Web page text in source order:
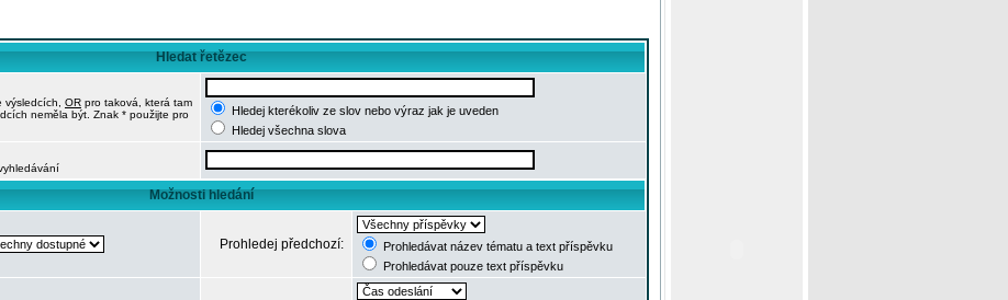
Hledat řetězec
výsledcích, OR pro taková, která tam
neměla být. Znak * použijte pro
Hledej kterékoliv ze slov nebo výraz jak je uveden
Hledej všechna slova
Možnosti hledání
Prohledej předchozí:
Prohledávat název tématu a text příspěvku
Prohledávat pouze text příspěvku